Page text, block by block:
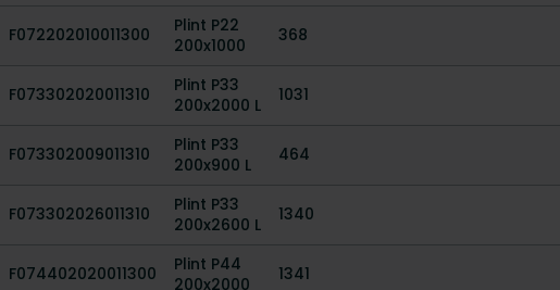
F072202010011300
Plint P22
200x1000
368
F073302020011310
Plint P33
200x2000 L
1031
F073302009011310
Plint P33
200x900 L
464
F073302026011310
Plint P33
200x2600 L
1340
F074402020011300
Plint P44
200x2000
1341